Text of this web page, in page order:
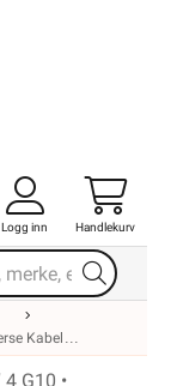
Logg inn Handlekurv
Kabel
G10 •